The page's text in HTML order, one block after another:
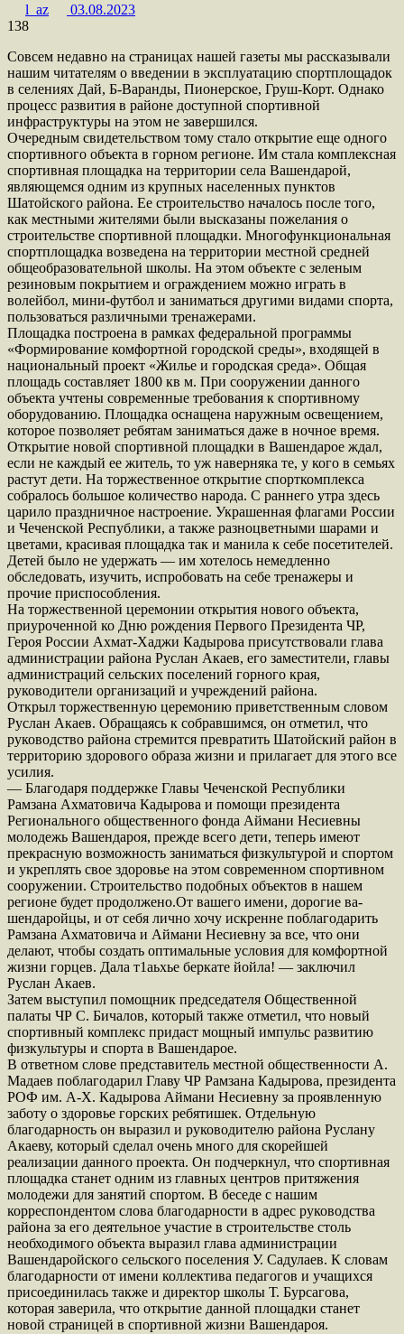
l_az
03.08.2023
138
Совсем недавно на страницах нашей газеты мы рассказывали
нашим читателям о введении в эксплуатацию спортплощадок
в селениях Дай, Б-Варанды, Пионерское, Груш-Корт. Однако
процесс развития в районе доступной спортивной
инфраструктуры на этом не завершился.
Очередным свидетельством тому стало открытие еще одного
спортивного объекта в горном регионе. Им стала комплексная
спортивная площадка на территории села Вашендарой,
являющемся одним из крупных населенных пунктов
Шатойского района. Ее строительство началось после того,
как местными жителями были высказаны пожелания о
строительстве спортивной площадки. Многофункциональная
спортплощадка возведена на территории местной средней
общеобразовательной школы. На этом объекте с зеленым
резиновым покрытием и ограждением можно играть в
волейбол, мини-футбол и заниматься другими видами спорта,
пользоваться различными тренажерами.
Площадка построена в рамках федеральной программы
«Формирование комфортной городской среды», входящей в
национальный проект «Жилье и городская среда». Общая
площадь составляет 1800 кв м. При сооружении данного
объекта учтены современные требования к спортивному
оборудованию. Площадка оснащена наружным освещением,
которое позволяет ребятам заниматься даже в ночное время.
Открытие новой спортивной площадки в Вашендарое ждал,
если не каждый ее житель, то уж наверняка те, у кого в семьях
растут дети. На торжественное открытие спорткомплекса
собралось большое количество народа. С раннего утра здесь
царило праздничное настроение. Украшенная флагами России
и Чеченской Республики, а также разноцветными шарами и
цветами, красивая площадка так и манила к себе посетителей.
Детей было не удержать — им хотелось немедленно
обследовать, изучить, испробовать на себе тренажеры и
прочие приспособления.
На торжественной церемонии открытия нового объекта,
приуроченной ко Дню рождения Первого Президента ЧР,
Героя России Ахмат-Хаджи Кадырова присутствовали глава
администрации района Руслан Акаев, его заместители, главы
администраций сельских поселений горного края,
руководители организаций и учреждений района.
Открыл торжественную церемонию приветственным словом
Руслан Акаев. Обращаясь к собравшимся, он отметил, что
руководство района стремится превратить Шатойский район в
территорию здорового образа жизни и прилагает для этого все
усилия.
— Благодаря поддержке Главы Чеченской Республики
Рамзана Ахматовича Кадырова и помощи президента
Регионального общественного фонда Аймани Несиевны
молодежь Вашендароя, прежде всего дети, теперь имеют
прекрасную возможность заниматься физкультурой и спортом
и укреплять свое здоровье на этом современном спортивном
сооружении. Строительство подобных объектов в нашем
регионе будет продолжено.От вашего имени, дорогие ва-
шендаройцы, и от себя лично хочу искренне поблагодарить
Рамзана Ахматовича и Аймани Несиевну за все, что они
делают, чтобы создать оптимальные условия для комфортной
жизни горцев. Дала т1аьхье беркате йойла! — заключил
Руслан Акаев.
Затем выступил помощник председателя Общественной
палаты ЧР С. Бичалов, который также отметил, что новый
спортивный комплекс придаст мощный импульс развитию
физкультуры и спорта в Вашендарое.
В ответном слове представитель местной общественности А.
Мадаев поблагодарил Главу ЧР Рамзана Кадырова, президента
РОФ им. А-Х. Кадырова Аймани Несиевну за проявленную
заботу о здоровье горских ребятишек. Отдельную
благодарность он выразил и руководителю района Руслану
Акаеву, который сделал очень много для скорейшей
реализации данного проекта. Он подчеркнул, что спортивная
площадка станет одним из главных центров притяжения
молодежи для занятий спортом. В беседе с нашим
корреспондентом слова благодарности в адрес руководства
района за его деятельное участие в строительстве столь
необходимого объекта выразил глава администрации
Вашендаройского сельского поселения У. Садулаев. К словам
благодарности от имени коллектива педагогов и учащихся
присоединилась также и директор школы Т. Бурсагова,
которая заверила, что открытие данной площадки станет
новой страницей в спортивной жизни Вашендароя.